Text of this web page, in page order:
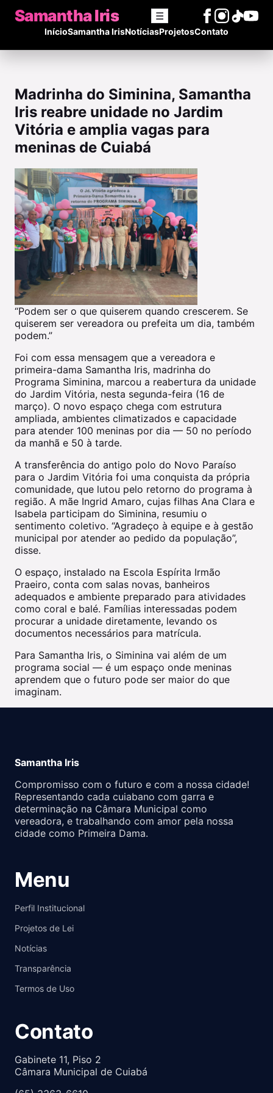
Samantha Iris ☰
InícioSamantha IrisNotíciasProjetosContato
Madrinha do Siminina, Samantha
Iris reabre unidade no Jardim
Vitória e amplia vagas para
meninas de Cuiabá
“Podem ser o que quiserem quando crescerem. Se
quiserem ser vereadora ou prefeita um dia, também
podem.”
Foi com essa mensagem que a vereadora e
primeira-dama Samantha Iris, madrinha do
Programa Siminina, marcou a reabertura da unidade
do Jardim Vitória, nesta segunda-feira (16 de
março). O novo espaço chega com estrutura
ampliada, ambientes climatizados e capacidade
para atender 100 meninas por dia — 50 no período
da manhã e 50 à tarde.
A transferência do antigo polo do Novo Paraíso
para o Jardim Vitória foi uma conquista da própria
comunidade, que lutou pelo retorno do programa à
região. A mãe Ingrid Amaro, cujas filhas Ana Clara e
Isabela participam do Siminina, resumiu o
sentimento coletivo. “Agradeço à equipe e à gestão
municipal por atender ao pedido da população”,
disse.
O espaço, instalado na Escola Espírita Irmão
Praeiro, conta com salas novas, banheiros
adequados e ambiente preparado para atividades
como coral e balé. Famílias interessadas podem
procurar a unidade diretamente, levando os
documentos necessários para matrícula.
Para Samantha Iris, o Siminina vai além de um
programa social — é um espaço onde meninas
aprendem que o futuro pode ser maior do que
imaginam.
Samantha Iris
Compromisso com o futuro e com a nossa cidade!
Representando cada cuiabano com garra e
determinação na Câmara Municipal como
vereadora, e trabalhando com amor pela nossa
cidade como Primeira Dama.
Menu
Perfil Institucional
Projetos de Lei
Notícias
Transparência
Termos de Uso
Contato
Gabinete 11, Piso 2
Câmara Municipal de Cuiabá